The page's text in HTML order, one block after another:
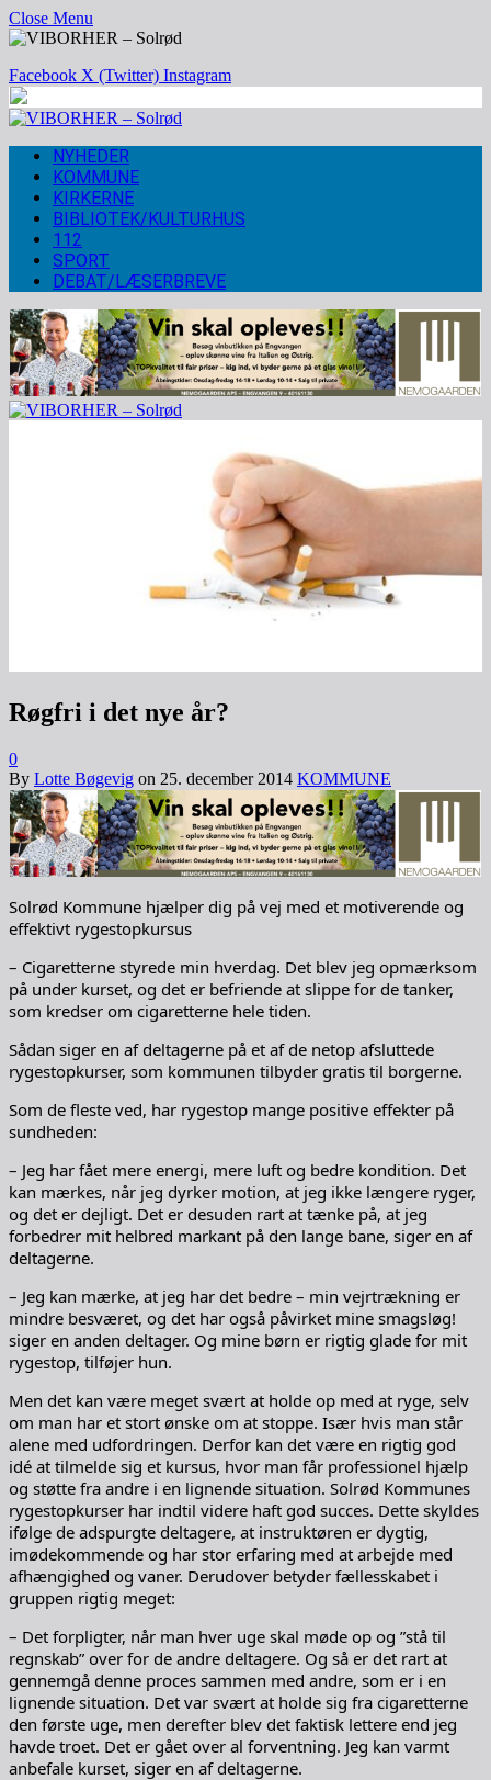
Close Menu
Facebook X (Twitter) Instagram
NYHEDER
KOMMUNE
KIRKERNE
BIBLIOTEK/KULTURHUS
112
SPORT
DEBAT/LÆSERBREVE
Røgfri i det nye år?
0
By Lotte Bøgevig on 25. december 2014 KOMMUNE
Solrød Kommune hjælper dig på vej med et motiverende og
effektivt rygestopkursus
– Cigaretterne styrede min hverdag. Det blev jeg opmærksom
på under kurset, og det er befriende at slippe for de tanker,
som kredser om cigaretterne hele tiden.
Sådan siger en af deltagerne på et af de netop afsluttede
rygestopkurser, som kommunen tilbyder gratis til borgerne.
Som de fleste ved, har rygestop mange positive effekter på
sundheden:
– Jeg har fået mere energi, mere luft og bedre kondition. Det
kan mærkes, når jeg dyrker motion, at jeg ikke længere ryger,
og det er dejligt. Det er desuden rart at tænke på, at jeg
forbedrer mit helbred markant på den lange bane, siger en af
deltagerne.
– Jeg kan mærke, at jeg har det bedre – min vejrtrækning er
mindre besværet, og det har også påvirket mine smagsløg!
siger en anden deltager. Og mine børn er rigtig glade for mit
rygestop, tilføjer hun.
Men det kan være meget svært at holde op med at ryge, selv
om man har et stort ønske om at stoppe. Især hvis man står
alene med udfordringen. Derfor kan det være en rigtig god
idé at tilmelde sig et kursus, hvor man får professionel hjælp
og støtte fra andre i en lignende situation. Solrød Kommunes
rygestopkurser har indtil videre haft god succes. Dette skyldes
ifølge de adspurgte deltagere, at instruktøren er dygtig,
imødekommende og har stor erfaring med at arbejde med
afhængighed og vaner. Derudover betyder fællesskabet i
gruppen rigtig meget:
– Det forpligter, når man hver uge skal møde op og ”stå til
regnskab” over for de andre deltagere. Og så er det rart at
gennemgå denne proces sammen med andre, som er i en
lignende situation. Det var svært at holde sig fra cigaretterne
den første uge, men derefter blev det faktisk lettere end jeg
havde troet. Det er gået over al forventning. Jeg kan varmt
anbefale kurset, siger en af deltagerne.